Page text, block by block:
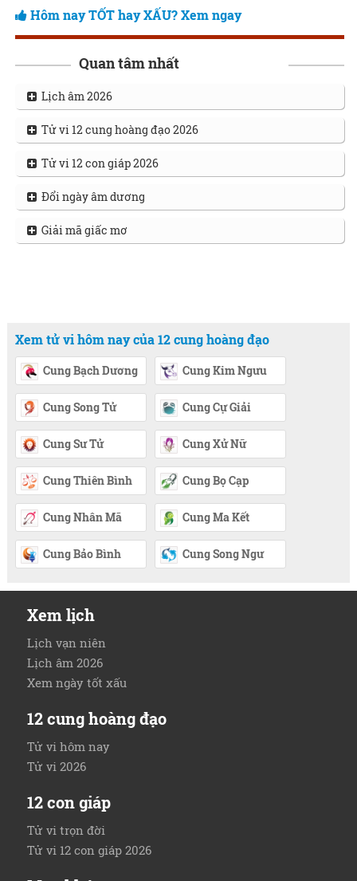
Hôm nay TỐT hay XẤU? Xem ngay
Quan tâm nhất
Lịch âm 2026
Tử vi 12 cung hoàng đạo 2026
Tử vi 12 con giáp 2026
Đổi ngày âm dương
Giải mã giấc mơ
Xem tử vi hôm nay của 12 cung hoàng đạo
Cung Bạch Dương Cung Kim Ngưu
Cung Song Tử Cung Cự Giải
Cung Sư Tử Cung Xử Nữ
Cung Thiên Bình Cung Bọ Cạp
Cung Nhân Mã Cung Ma Kết
Cung Bảo Bình Cung Song Ngư
Xem lịch
Lịch vạn niên
Lịch âm 2026
Xem ngày tốt xấu
12 cung hoàng đạo
Tử vi hôm nay
Tử vi 2026
12 con giáp
Tử vi trọn đời
Tử vi 12 con giáp 2026